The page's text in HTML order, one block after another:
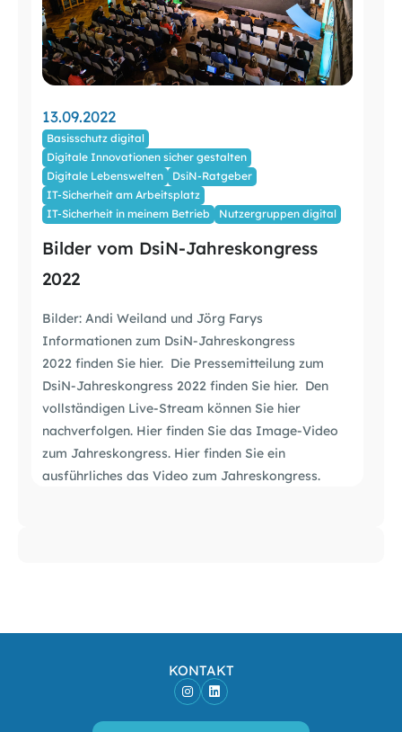
13.09.2022
Basisschutz digital
Digitale Innovationen sicher gestalten
Digitale Lebenswelten
DsiN-Ratgeber
IT-Sicherheit am Arbeitsplatz
IT-Sicherheit in meinem Betrieb
Nutzergruppen digital
Bilder vom DsiN-Jahreskongress
2022
Bilder: Andi Weiland und Jörg Farys
Informationen zum DsiN-Jahreskongress
2022 finden Sie hier. Die Pressemitteilung zum
DsiN-Jahreskongress 2022 finden Sie hier. Den
vollständigen Live-Stream können Sie hier
nachverfolgen. Hier finden Sie das Image-Video
zum Jahreskongress. Hier finden Sie ein
ausführliches das Video zum Jahreskongress.
KONTAKT